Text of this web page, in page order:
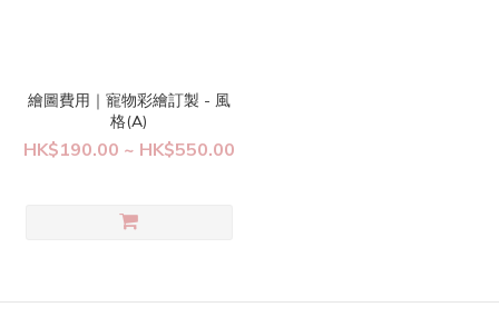
繪圖費用｜寵物彩繪訂製 - 風
格(A)
HK$190.00 ~ HK$550.00